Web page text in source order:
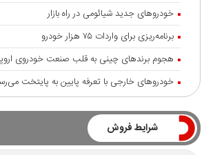
خودروهای جدید شیائومی در راه بازار
برنامه‌ریزی برای واردات ۷۵ هزار خودرو
هجوم برندهای چینی به قلب صنعت خودروی
خودروهای خارجی با تعرفه پایین به پایتخت
شرایط فروش